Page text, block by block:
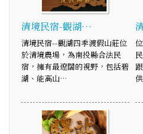
清境民宿-觀湖…
清境民宿--觀湖四季渡假山莊位
於清境農場，為南投縣合法民
宿，擁有最遼闊的視野，包括碧
湖、能高山…